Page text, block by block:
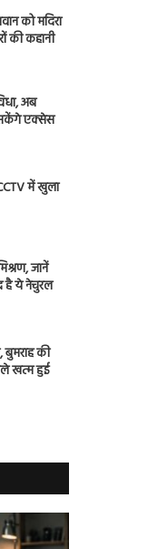
को मदिरा
की कहानी
अब
एक्सेस
में खुला
जानें
है ये नेचुरल
बुमराह की
खत्म हुई